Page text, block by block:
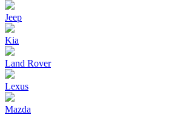
Jeep
Kia
Land Rover
Lexus
Mazda